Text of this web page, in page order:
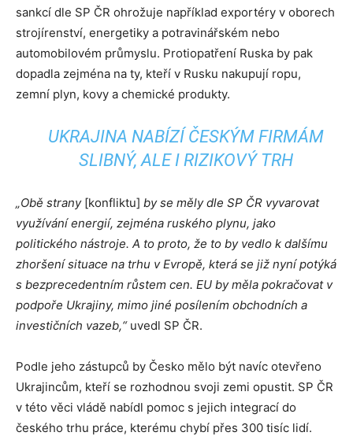
sankcí dle SP ČR ohrožuje například exportéry v oborech
strojírenství, energetiky a potravinářském nebo
automobilovém průmyslu. Protiopatření Ruska by pak
dopadla zejména na ty, kteří v Rusku nakupují ropu,
zemní plyn, kovy a chemické produkty.
UKRAJINA NABÍZÍ ČESKÝM FIRMÁM
SLIBNÝ, ALE I RIZIKOVÝ TRH
„Obě strany [konfliktu] by se měly dle SP ČR vyvarovat
využívání energií, zejména ruského plynu, jako
politického nástroje. A to proto, že to by vedlo k dalšímu
zhoršení situace na trhu v Evropě, která se již nyní potýká
s bezprecedentním růstem cen. EU by měla pokračovat v
podpoře Ukrajiny, mimo jiné posílením obchodních a
investičních vazeb,“uvedl SP ČR.
Podle jeho zástupců by Česko mělo být navíc otevřeno
Ukrajincům, kteří se rozhodnou svoji zemi opustit. SP ČR
v této věci vládě nabídl pomoc s jejich integrací do
českého trhu práce, kterému chybí přes 300 tisíc lidí.